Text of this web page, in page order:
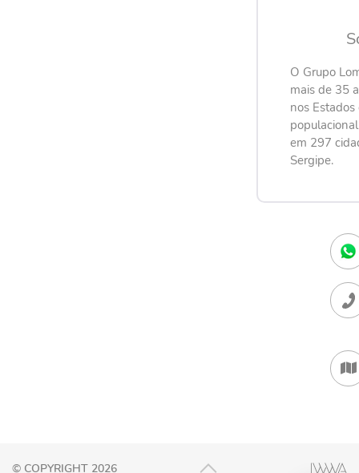
O Grupo
mais de 35
nos
em 297
Sergipe.
© COPYRIGHT 2026